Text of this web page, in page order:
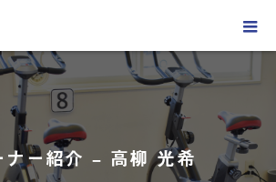
ナー紹介 – 高柳 光希